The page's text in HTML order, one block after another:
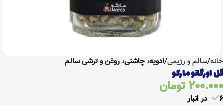
خانه سالم و رژیمی ادویه، چاشنی، روغن و ترشی سالم
گل اورگانو مارکو
200.000تومان
6 در انبار